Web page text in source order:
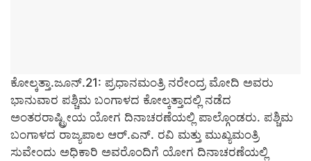
ಕೋಲ್ಕತ್ತಾ.ಜೂನ್.21: ಪ್ರಧಾನಮಂತ್ರಿ ನರೇಂದ್ರ ಮೋದಿ ಅವರು
ಭಾನುವಾರ ಪಶ್ಚಿಮ ಬಂಗಾಳದ ಕೋಲ್ಕತ್ತಾದಲ್ಲಿ ನಡೆದ
ಅಂತರರಾಷ್ಟ್ರೀಯ ಯೋಗ ದಿನಾಚರಣೆಯಲ್ಲಿ ಪಾಲ್ಗೊಂಡರು. ಪಶ್ಚಿಮ
ಬಂಗಾಳದ ರಾಜ್ಯಪಾಲ ಆರ್.ಎನ್. ರವಿ ಮತ್ತು ಮುಖ್ಯಮಂತ್ರಿ
ಸುವೇಂದು ಅಧಿಕಾರಿ ಅವರೊಂದಿಗೆ ಯೋಗ ದಿನಾಚರಣೆಯಲ್ಲಿ